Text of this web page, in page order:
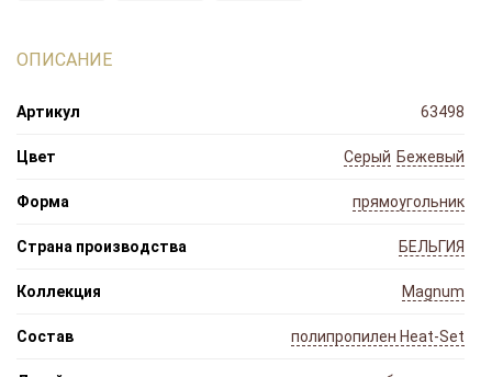
ОПИСАНИЕ
Артикул 63498
Цвет Бежевый
Серый
Форма прямоугольник
Страна производства БЕЛЬГИЯ
Коллекция Magnum
Состав полипропилен Heat-Set